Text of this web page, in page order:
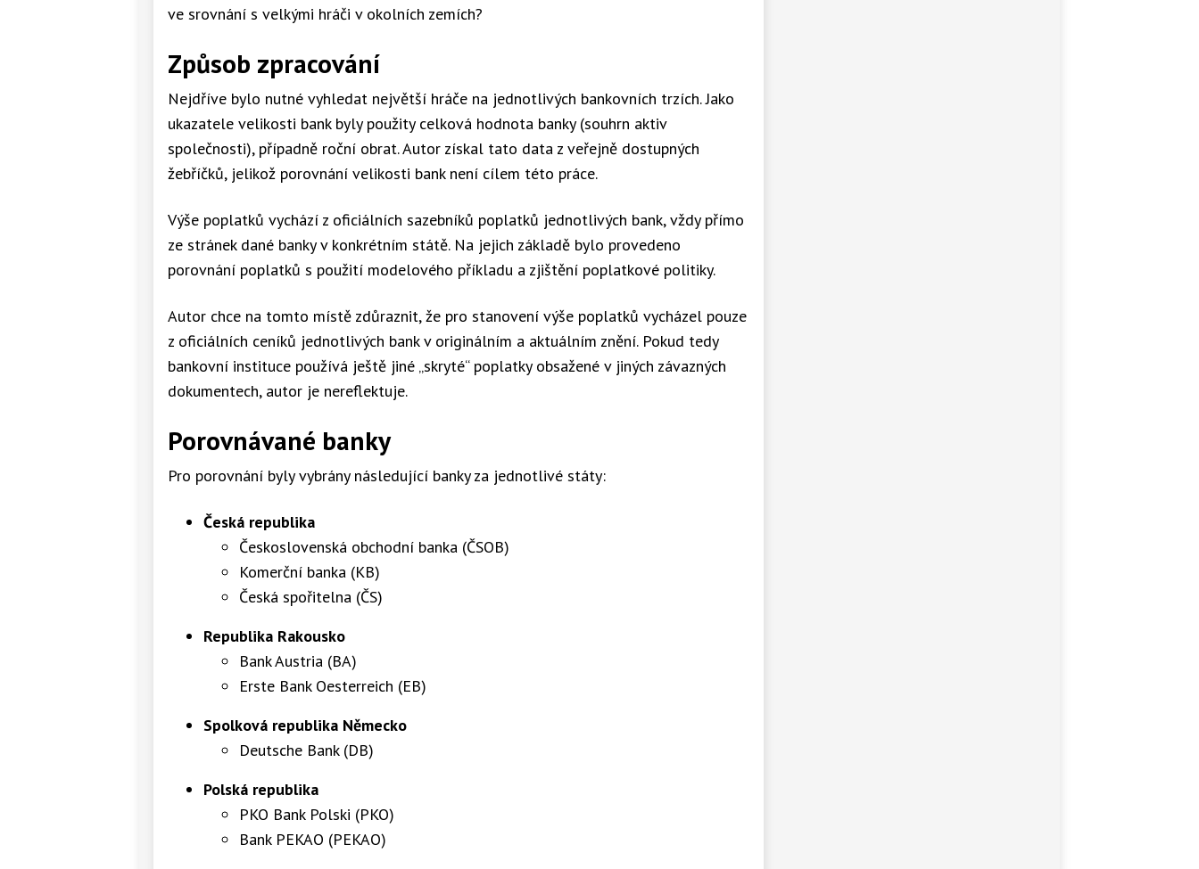
ve srovnání s velkými hráči v okolních zemích?
Způsob zpracování
Nejdříve bylo nutné vyhledat největší hráče na jednotlivých bankovních trzích. Jako
ukazatele velikosti bank byly použity celková hodnota banky (souhrn aktiv
společnosti), případně roční obrat. Autor získal tato data z veřejně dostupných
žebříčků, jelikož porovnání velikosti bank není cílem této práce.
Výše poplatků vychází z oficiálních sazebníků poplatků jednotlivých bank, vždy přímo
ze stránek dané banky v konkrétním státě. Na jejich základě bylo provedeno
porovnání poplatků s použití modelového příkladu a zjištění poplatkové politiky.
Autor chce na tomto místě zdůraznit, že pro stanovení výše poplatků vycházel pouze
z oficiálních ceníků jednotlivých bank v originálním a aktuálním znění. Pokud tedy
bankovní instituce používá ještě jiné „skryté“ poplatky obsažené v jiných závazných
dokumentech, autor je nereflektuje.
Porovnávané banky
Pro porovnání byly vybrány následující banky za jednotlivé státy:
Česká republika
Československá obchodní banka (ČSOB)
Komerční banka (KB)
Česká spořitelna (ČS)
Republika Rakousko
Bank Austria (BA)
Erste Bank Oesterreich (EB)
Spolková republika Německo
Deutsche Bank (DB)
Polská republika
PKO Bank Polski (PKO)
Bank PEKAO (PEKAO)